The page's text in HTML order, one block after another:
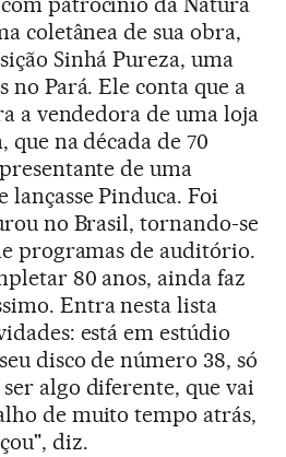
coletânea de sua obra,
Sinhá Pureza, uma
no Pará. Ele conta que a
a vendedora de uma loja
que na década de 70
de uma
lançasse Pinduca. Foi
no Brasil, tornando-se
programas de auditório.
80 anos, ainda faz
Entra nesta lista
está em estúdio
disco de número 38, só
algo diferente, que vai
de muito tempo atrás,
diz.